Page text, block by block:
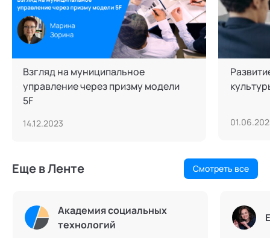
Взгляд на муниципальное
управление через призму модели
5F
14.12.2023
Еще в Ленте Смотреть все
Академия социальных
технологий